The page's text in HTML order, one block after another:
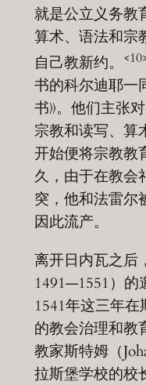
就是公立义务教
算术、语法和宗
自己教新约。
书的科尔迪耶一
书》。他们主张
宗教和读写、算
开始便将宗教教
久，由于在教会
突，他和法雷尔
因此流产。
离开日内瓦之后
1491—1551）
1541年这三年
的教会治理和教
教家斯特姆（
拉斯堡学校的校